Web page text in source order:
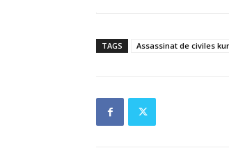
TAGS Assassinat de civiles